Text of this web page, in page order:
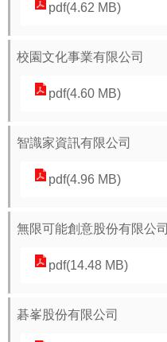
pdf(4.62 MB)
校園文化事業有限公司
pdf(4.60 MB)
智識家資訊有限公司
pdf(4.96 MB)
無限可能創意股份有限公司
pdf(14.48 MB)
碁峯股份有限公司